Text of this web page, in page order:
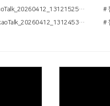
# 첨부 7.KakaoTalk_20260412_131215250_21.jpg
# 첨부 11.KakaoTalk_20260412_131245340_25.jpg